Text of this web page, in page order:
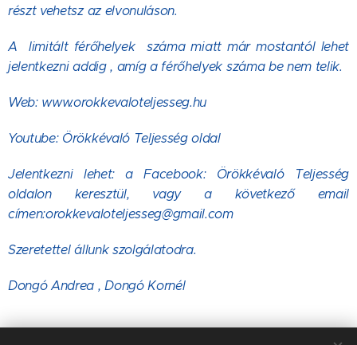
részt vehetsz az elvonuláson.
A limitált férőhelyek száma miatt már mostantól lehet
jelentkezni addig , amíg a férőhelyek száma be nem telik.
Web: www.orokkevaloteljesseg.hu
Youtube: Örökkévaló Teljesség oldal
Jelentkezni lehet: a Facebook: Örökkévaló Teljesség
oldalon keresztül, vagy a következő email
címen:orokkevaloteljesseg@gmail.com
Szeretettel állunk szolgálatodra.
Dongó Andrea , Dongó Kornél